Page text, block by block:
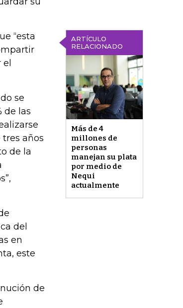
ARTÍCULO
RELACIONADO
Más de 4
millones de
personas
manejan su plata
por medio de
Nequi
actualmente
“esta
se
de las
años
de la
del
en
este
de